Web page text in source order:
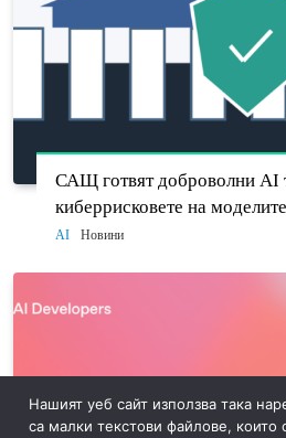
САЩ готвят доброволни AI
киберрисковете на
политически въпрос
AI Новини
Нашият уеб сайт използва така
са малки текстови файлове, които